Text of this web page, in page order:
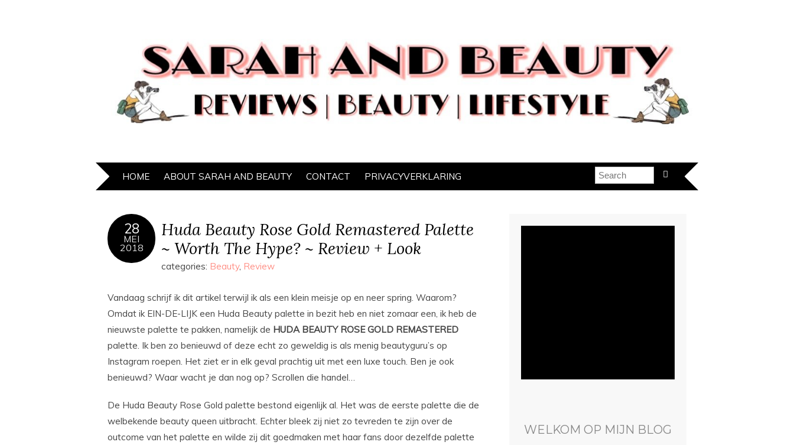
HOME ABOUT SARAH AND BEAUTY CONTACT PRIVACYVERKLARING
28
MEI
2018
Huda Beauty Rose Gold Remastered Palette
~ Worth The Hype? ~ Review + Look
categories: Beauty, Review
Vandaag schrijf ik dit artikel terwijl ik als een klein meisje op en neer spring. Waarom?
Omdat ik EIN-DE-LIJK een Huda Beauty palette in bezit heb en niet zomaar een, ik heb de
nieuwste palette te pakken, namelijk de HUDA BEAUTY ROSE GOLD REMASTERED
palette. Ik ben zo benieuwd of deze echt zo geweldig is als menig beautyguru’s op
Instagram roepen. Het ziet er in elk geval prachtig uit met een luxe touch. Ben je ook
benieuwd? Waar wacht je dan nog op? Scrollen die handel…
De Huda Beauty Rose Gold palette bestond eigenlijk al. Het was de eerste palette die de
welbekende beauty queen uitbracht. Echter bleek zij niet zo tevreden te zijn over de
outcome van het palette en wilde zij dit goedmaken met haar fans door dezelfde palette
WELKOM OP MIJN BLOG